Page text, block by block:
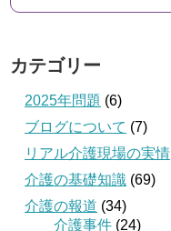
カテゴリー
2025年問題 (6)
ブログについて (7)
リアル介護現場の実情
介護の基礎知識 (69)
介護の報道 (34)
介護事件 (24)